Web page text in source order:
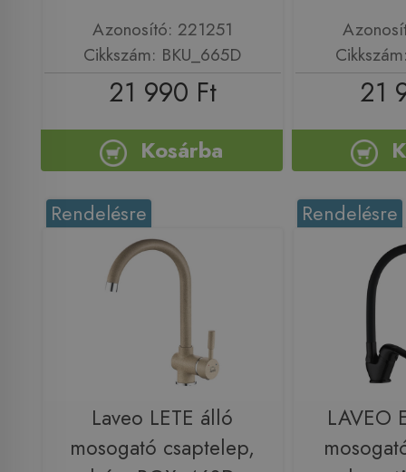
Azonosító: 221251
Cikkszám: BKU_665D
21 990 Ft
Kosárba
21
Rendelésre
Laveo LETE álló
mosogató csaptelep,
Rendelésre
LAVEO